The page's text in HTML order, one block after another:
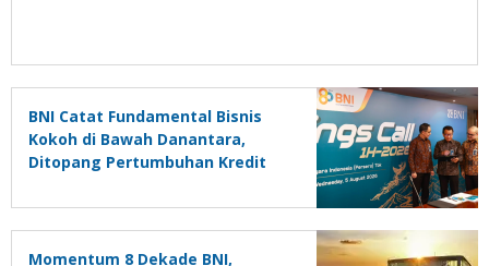
BNI Catat Fundamental Bisnis
Kokoh di Bawah Danantara,
Ditopang Pertumbuhan Kredit
Momentum 8 Dekade BNI,